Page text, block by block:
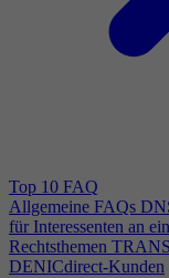
Top 10 FAQ
Allgemeine FAQs
für Interessenten an
Rechtsthemen
DENICdirect-Kunden